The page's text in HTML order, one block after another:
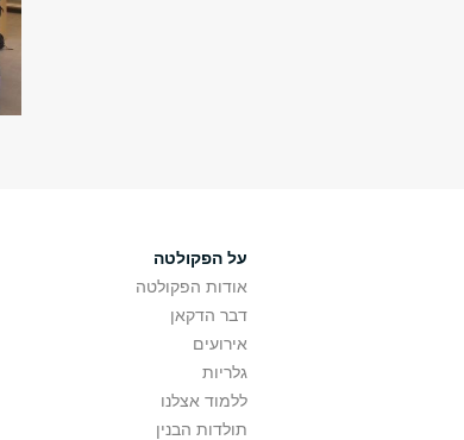
על הפקולטה
אודות הפקולטה
דבר הדקאן
אירועים
גלריות
ללמוד אצלנו
תולדות הבנין